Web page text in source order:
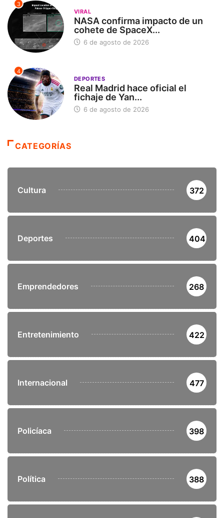
3
VIRAL
NASA confirma impacto de un
cohete de SpaceX...
6 de agosto de 2026
4
DEPORTES
Real Madrid hace oficial el
fichaje de Yan...
6 de agosto de 2026
CATEGORÍAS
Cultura 372
Deportes 404
Emprendedores 268
Entretenimiento 422
Internacional 477
Policíaca 398
Política 388